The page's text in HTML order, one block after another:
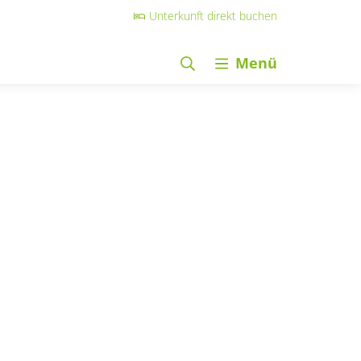
Unterkunft direkt buchen
Menü